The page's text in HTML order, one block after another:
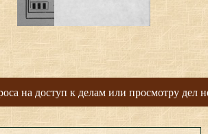
на доступ к делам или просмотру дел